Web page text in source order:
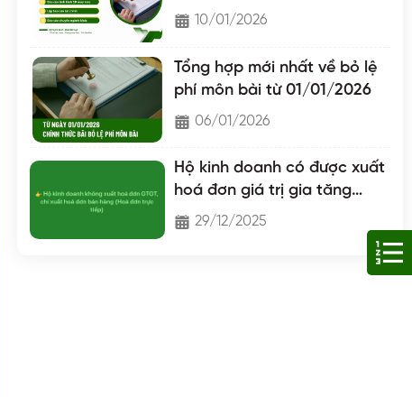
nước ngoài
10/01/2026
Tổng hợp mới nhất về bỏ lệ
phí môn bài từ 01/01/2026
06/01/2026
Hộ kinh doanh có được xuất
hoá đơn giá trị gia tăng
không?
29/12/2025